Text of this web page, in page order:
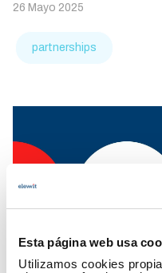
Esta página web usa
Utilizamos cookies
26 Mayo 2025
partnerships